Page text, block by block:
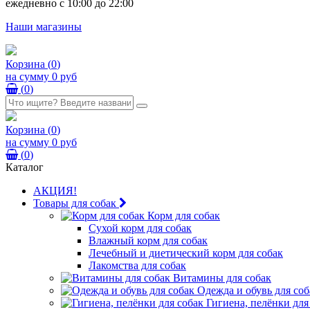
ежедневно с 10:00 до 22:00
Наши магазины
Корзина (0)
на сумму 0 руб
(0)
Корзина (0)
на сумму 0 руб
(0)
Каталог
АКЦИЯ!
Товары для собак
Корм для собак
Сухой корм для собак
Влажный корм для собак
Лечебный и диетический корм для собак
Лакомства для собак
Витамины для собак
Одежда и обувь для
Гигиена, пелёнки для